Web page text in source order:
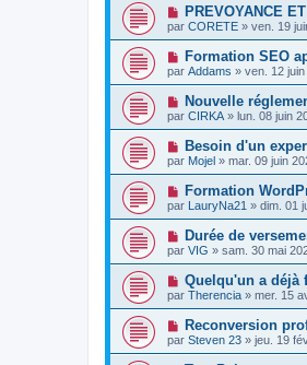
s
a
g
e
m
e
s
s
a
g
e
v
e
a
u
m
e
s
s
a
g
e
N
o
u
v
e
a
u
m
e
s
s
a
g
e
PREVOYANCE
par CORETE » ven. 19
N
o
u
v
e
a
u
m
e
s
s
a
g
e
Formation SEO
par Addams » ven. 12
N
o
u
v
e
a
u
m
e
s
s
a
g
e
Nouvelle
par CIRKA » lun. 08 juin
N
o
u
v
e
a
u
m
e
s
s
a
g
e
Besoin d'un
par Mojel » mar. 09 juin
N
o
u
v
e
a
u
m
e
s
s
a
g
e
Formation
par LauryNa21 » dim. 01
N
o
u
e
a
u
m
e
s
Durée de
par VIG » sam. 30 mai
N
o
u
v
e
a
u
Quelqu'un a déjà
par Therencia » mer. 15
N
o
u
v
Reconversion
par Steven 23 » jeu. 19